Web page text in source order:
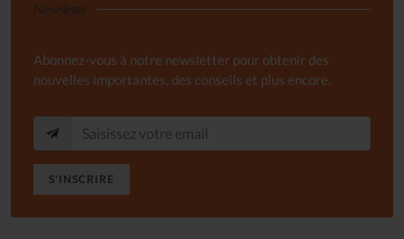
Newsletter
Abonnez-vous à notre newsletter pour obtenir des
nouvelles importantes, des conseils et plus encore.
S'INSCRIRE